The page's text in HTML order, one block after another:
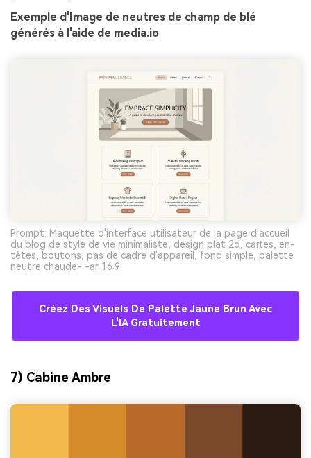
Exemple d'Image de neutres de champ de blé
générés à l'aide de media.io
Prompt: Maquette d'interface utilisateur de la page d'accueil
du blog de style de vie minimaliste, design plat 2d, cartes, en-
têtes, boutons, pas de cadre d'appareil, fond simple, palette
neutre chaude- -ar 16:9
Créez Des Visuels De Palette Jaune Brun Avec
L'IA Gratuitement
7) Cabine Ambre